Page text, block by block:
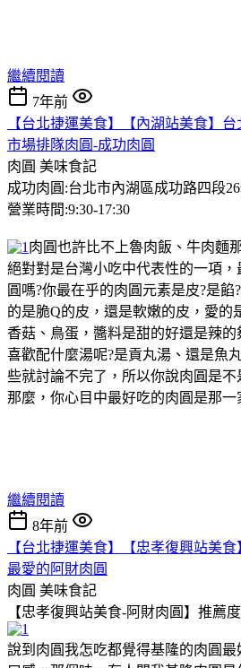
繼續閱讀
7年前
【台北捷運美食】【內湖站美食】
市場排隊肉圓-成功肉圓
肉圓 美味食記
成功肉圓:台北市內湖區成功路四段26
營業時間:9:30-17:30
肉圓也許比不上魯肉飯、牛肉麵
絕對對是台灣小吃中代表性的一項
圓嗎?你最在乎的肉圓元素是皮?是餡
的是脆Q的皮，還是軟嫩的皮，愛的
香菇、鳥蛋，醬料是甜的好還是辣的
喜歡配什麼湯呢?是貢丸湯、還是魚
些就討論不完了，所以你說肉圓是
那麼，你心目中最好吃的肉圓是那一
繼續閱讀
8年前
【台北捷運美食】【忠孝復興站美
最愛的阿財肉圓
肉圓 美味食記
【忠孝復興站美食-阿財肉圓】推
說到肉圓我怎吃都覺得基隆的肉圓